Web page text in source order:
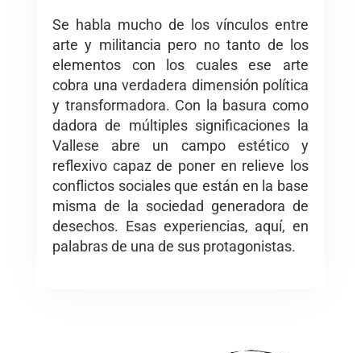
Se habla mucho de los vínculos entre
arte y militancia pero no tanto de los
elementos con los cuales ese arte
cobra una verdadera dimensión política
y transformadora. Con la basura como
dadora de múltiples significaciones la
Vallese abre un campo estético y
reflexivo capaz de poner en relieve los
conflictos sociales que están en la base
misma de la sociedad generadora de
desechos. Esas experiencias, aquí, en
palabras de una de sus protagonistas.